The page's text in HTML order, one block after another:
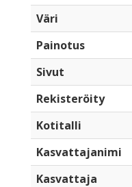
Väri
Painotus
Sivut
Rekisteröity
Kotitalli
Kasvattajanimi
Kasvattaja